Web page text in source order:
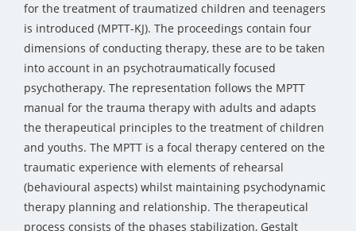
for the treatment of traumatized children and teenagers
is introduced (MPTT-KJ). The proceedings contain four
dimensions of conducting therapy, these are to be taken
into account in an psychotraumatically focused
psychotherapy. The representation follows the MPTT
manual for the trauma therapy with adults and adapts
the therapeutical principles to the treatment of children
and youths. The MPTT is a focal therapy centered on the
traumatic experience with elements of rehearsal
(behavioural aspects) whilst maintaining psychodynamic
therapy planning and relationship. The therapeutical
process consists of the phases stabilization, Gestalt